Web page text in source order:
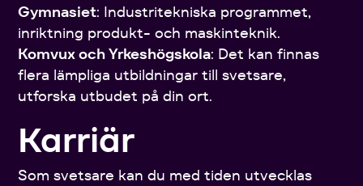
Gymnasiet: Industritekniska programmet,
inriktning produkt- och maskinteknik.
Komvux och Yrkeshögskola: Det kan finnas
flera lämpliga utbildningar till svetsare,
utforska utbudet på din ort.
Karriär
Som svetsare kan du med tiden utvecklas